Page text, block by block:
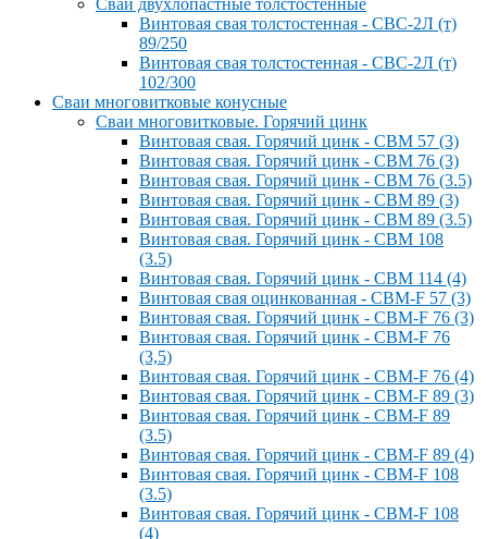
Сваи двухлопастные толстостенные
Винтовая свая толстостенная - СВС-2Л (т)
89/250
Винтовая свая толстостенная - СВС-2Л (т)
102/300
Сваи многовитковые конусные
Сваи многовитковые. Горячий цинк
Винтовая свая. Горячий цинк - СВМ 57 (3)
Винтовая свая. Горячий цинк - СВМ 76 (3)
Винтовая свая. Горячий цинк - СВМ 76 (3.5)
Винтовая свая. Горячий цинк - СВМ 89 (3)
Винтовая свая. Горячий цинк - СВМ 89 (3.5)
Винтовая свая. Горячий цинк - СВМ 108
(3.5)
Винтовая свая. Горячий цинк - СВМ 114 (4)
Винтовая свая оцинкованная - СВМ-F 57 (3)
Винтовая свая. Горячий цинк - СВМ-F 76 (3)
Винтовая свая. Горячий цинк - СВМ-F 76
(3,5)
Винтовая свая. Горячий цинк - СВМ-F 76 (4)
Винтовая свая. Горячий цинк - СВМ-F 89 (3)
Винтовая свая. Горячий цинк - СВМ-F 89
(3.5)
Винтовая свая. Горячий цинк - СВМ-F 89 (4)
Винтовая свая. Горячий цинк - СВМ-F 108
(3.5)
Винтовая свая. Горячий цинк - СВМ-F 108
(4)